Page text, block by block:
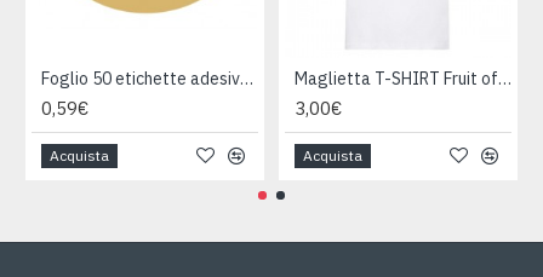
Foglio 50 etichette adesive ovali ORO mm 36x27
0,59€
Acquista
Maglietta T-SHIRT Fruit of The Loom HEAVY varie taglie
3,00€
Acquista